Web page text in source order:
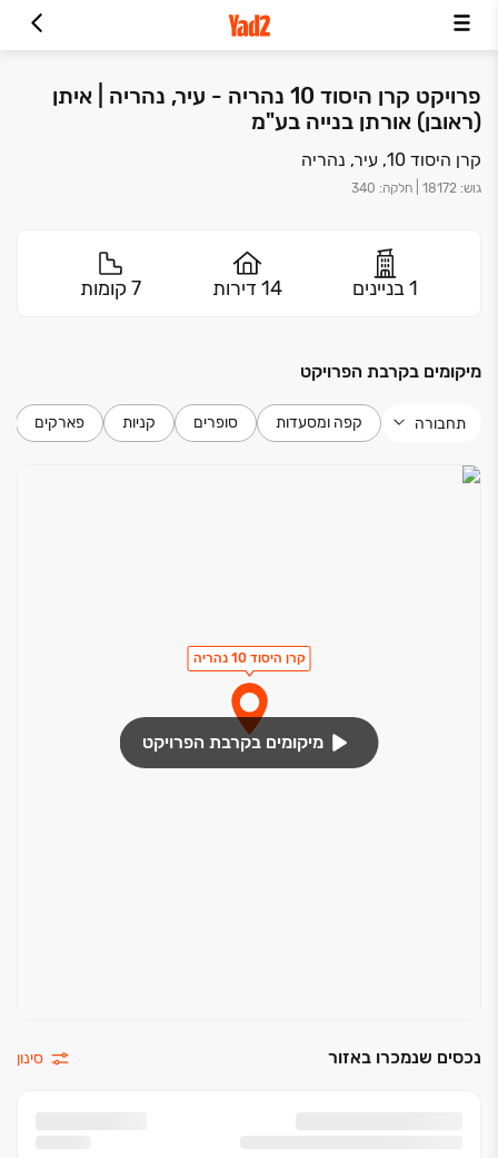
פרויקט קרן היסוד 10 נהריה - עיר, נהריה | איתן
(ראובן) אורתן בנייה בע"מ
קרן היסוד 10, עיר, נהריה
גוש:
18172 חלקה:
340
1 בניינים 14 דירות 7 קומות
מיקומים בקרבת הפרויקט
תחבורה קפה ומסעדות סופרים קניות פארקים
קרן היסוד 10 נהריה
מיקומים בקרבת הפרויקט
נכסים שנמכרו באזור סינון